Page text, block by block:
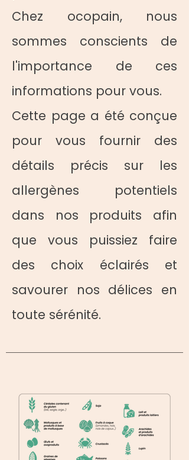
Chez ocopain, nous
sommes conscients de
l'importance de ces
informations pour vous.
Cette page a été conçue
pour vous fournir des
détails précis sur les
allergènes potentiels
dans nos produits afin
que vous puissiez faire
des choix éclairés et
savourer nos délices en
toute sérénité.